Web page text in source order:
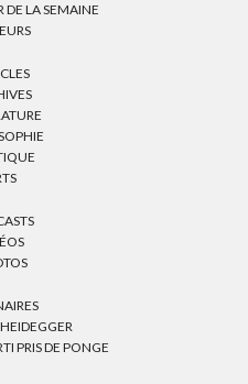
DE LA SEMAINE
PRIS DE PONGE